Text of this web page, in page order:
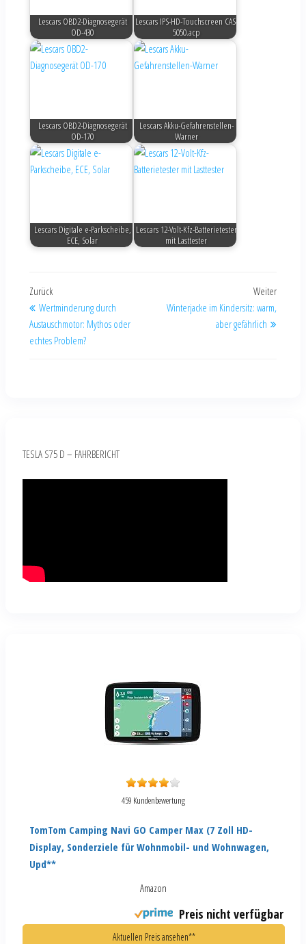
Lescars OBD2-Diagnosegerät
OD-430
Lescars IPS-HD-Touchscreen CAS-
5050.acp
Lescars OBD2-Diagnosegerät
OD-170
Lescars Akku-Gefahrenstellen-
Warner
Lescars Digitale e-Parkscheibe,
ECE, Solar
Lescars 12-Volt-Kfz-Batterietester
mit Lasttester
Zurück
Wertminderung durch
Austauschmotor: Mythos oder
echtes Problem?
Weiter
Winterjacke im Kindersitz: warm,
aber gefährlich
TESLA S75 D – FAHRBERICHT
459 Kundenbewertung
TomTom Camping Navi GO Camper Max (7 Zoll HD-
Display, Sonderziele für Wohnmobil- und Wohnwagen,
Upd**
Amazon
Preis nicht verfügbar
Aktuellen Preis ansehen**